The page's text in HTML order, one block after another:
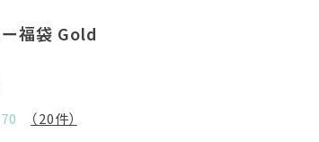
ー福袋 Gold
（20件）